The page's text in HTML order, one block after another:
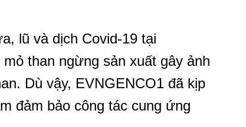
lũ và dịch Covid-19 tại
than ngừng sản xuất gây ảnh
Dù vậy, EVNGENCO1 đã kịp
đảm bảo công tác cung ứng